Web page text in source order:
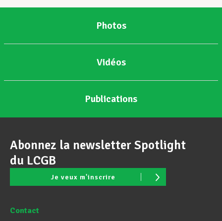
Photos
Vidéos
Publications
Abonnez la newsletter Spotlight
du LCGB
Je veux m'inscrire
Contact